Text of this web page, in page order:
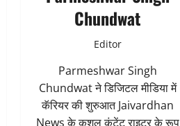
Chundwat
Editor
Parmeshwar Singh
Chundwat ने डिजिटल मीडिया में
कॅरियर की शुरुआत Jaivardhan
News के कुशल कंटेंट राइटर के रूप